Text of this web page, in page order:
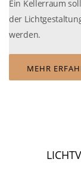
Ein Kellerraum
der
werden.
MEHR